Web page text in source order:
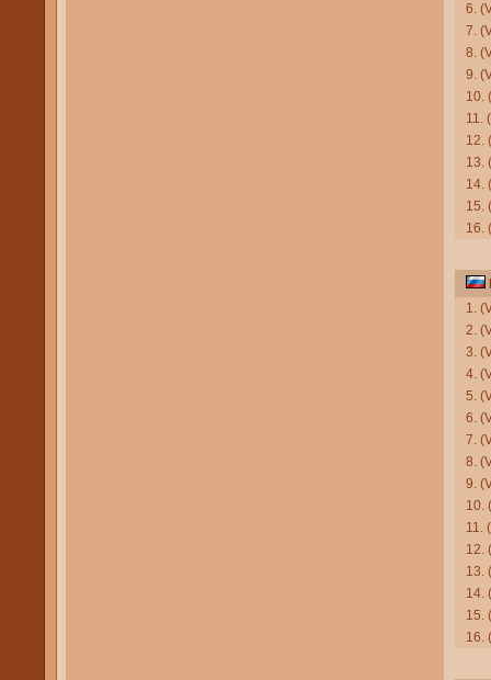
6.
7.
8.
9.
10.
11.
12.
13.
14.
15.
16.
1.
2.
3.
4.
5.
6.
7.
8.
9.
10.
11.
12.
13.
14.
15.
16.